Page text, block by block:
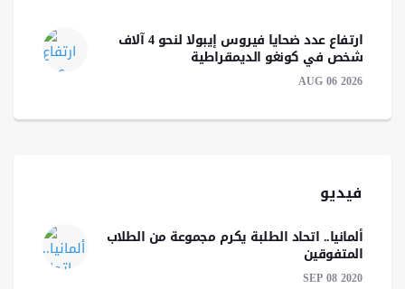
ارتفاع عدد ضحايا فيروس إيبولا لنحو 4 آلاف
شخص في كونغو الديمقراطية
AUG 06 2026
فيديو
ألمانيا.. اتحاد الطلبة يكرم مجموعة من الطلاب
المتفوقين
SEP 08 2020